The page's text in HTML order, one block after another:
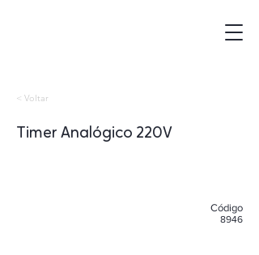
< Voltar
Timer Analógico 220V
​Código
8946